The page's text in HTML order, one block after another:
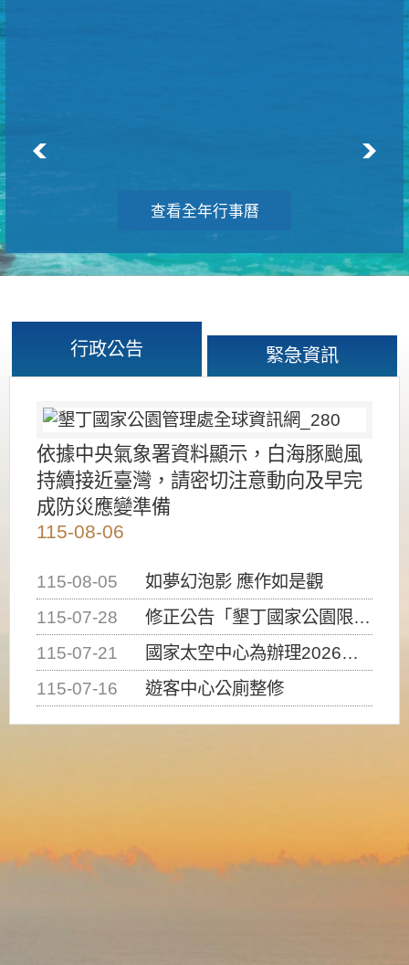
查看全年行事曆
行政公告 緊急資訊
依據中央氣象署資料顯示，白海豚颱風
持續接近臺灣，請密切注意動向及早完
成防災應變準備
115-08-06
115-08-05
如夢幻泡影 應作如是觀
115-07-28
修正公告「墾丁國家公園限制水域遊憩活動之種類、範圍、時間及行為」，自即日生效。
115-07-21
國家太空中心為辦理2026台灣盃火箭競賽，陸、海、空域警戒及協調相關事宜，因颱風備案事宜
115-07-16
遊客中心公廁整修